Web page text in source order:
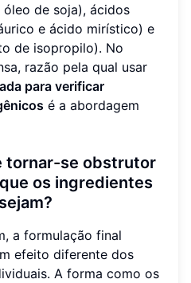
de soja), ácidos
e ácido mirístico) e
de isopropilo). No
razão pela qual usar
para verificar
é a abordagem
tornar-se obstrutor
os ingredientes
a formulação final
efeito diferente dos
A forma como os